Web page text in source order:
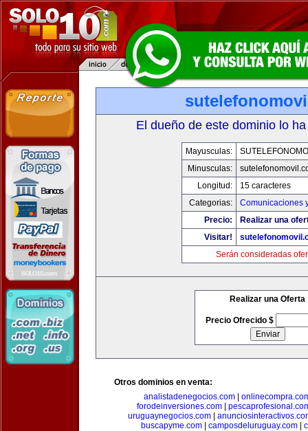
El dueño de este dominio lo
Mayusculas:
Minusculas:
Longitud:
15 caracteres
Categorias:
Comunicaciones
Precio:
Realizar una
Visitar!
Serán consideradas
Realizar una Oferta
Precio Ofrecido $
Otros dominios en venta:
analistadenegocios.com
forodeinversiones.com
uruguaynegocios.com|
buscapyme.com
camposdeluruguay.com